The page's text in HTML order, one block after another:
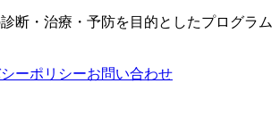
断・治療・予防を目的としたプログラム
ーポリシーお問い合わせ